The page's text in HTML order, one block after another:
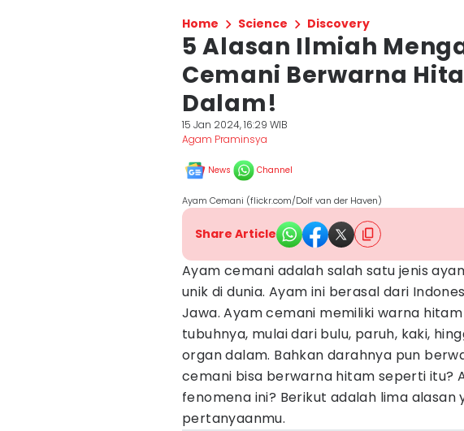
Home Science Discovery
5 Alasan Ilmiah
Cemani Berwarna
Dalam!
15 Jan 2024, 16:29 WIB
Agam Praminsya
News Channel
Ayam Cemani (flickr.com/Dolf van der Haven)
Share Article
Ayam cemani adalah salah satu jenis
unik di dunia. Ayam ini berasal dari
Jawa. Ayam cemani memiliki warna
tubuhnya, mulai dari bulu, paruh, kaki,
organ dalam. Bahkan darahnya pun
cemani bisa berwarna hitam seperti itu?
fenomena ini? Berikut adalah lima alasan
pertanyaanmu.